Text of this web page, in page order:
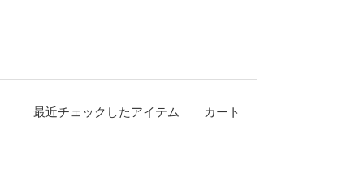
最近チェックしたアイテム カート